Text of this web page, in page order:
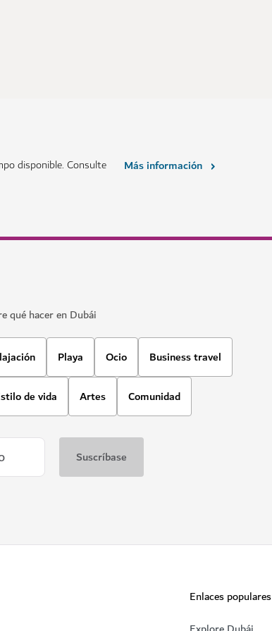
disponible. Consulte
Más información
qué hacer en Dubái
Playa Ocio Business travel
de vida Artes Comunidad
Enlaces populares